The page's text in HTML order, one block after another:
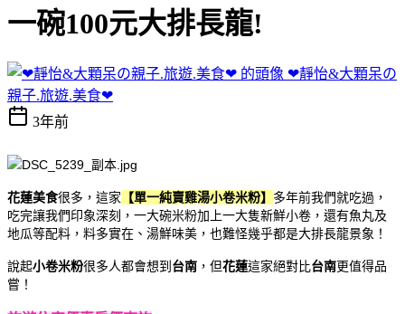
一碗100元大排長龍!
❤靜怡&大顆呆の
親子.旅遊.美食❤
3年前
花蓮美食很多，這家 【單一純賣雞湯小卷米粉】 多年前我們就吃過，
吃完讓我們印象深刻，一大碗米粉加上一大隻新鮮小卷，還有魚丸及
地瓜等配料，料多實在、湯鮮味美，也難怪幾乎都是大排長龍景象！
說起小卷米粉很多人都會想到 台南 ，但花蓮這家絕對比台南更值得品
嘗！